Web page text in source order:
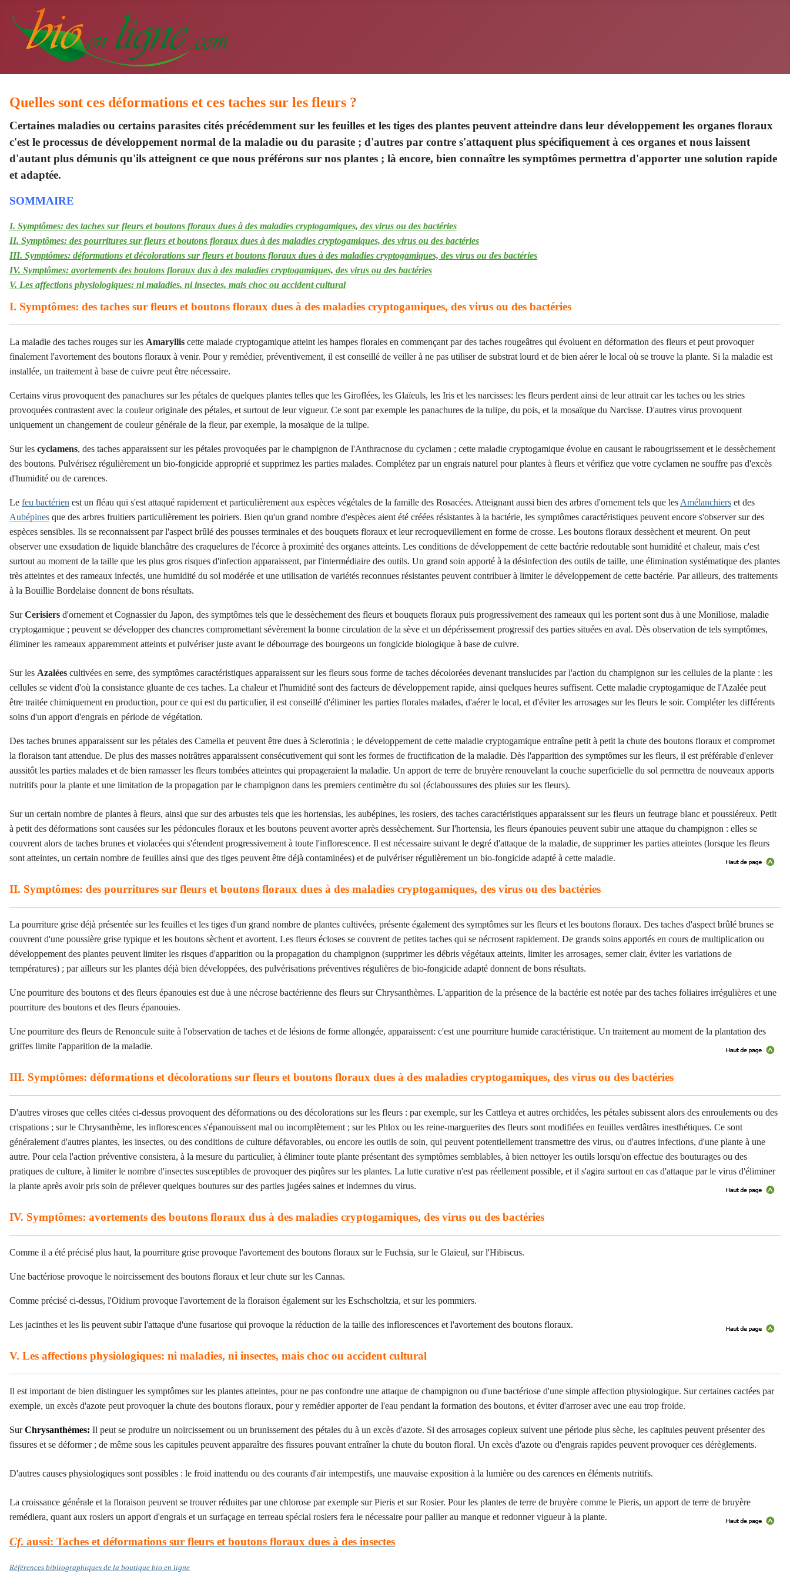
Quelles sont ces déformations et ces taches sur les fleurs ?
Certaines maladies ou certains parasites cités précédemment sur les feuilles et les tiges des plantes peuvent atteindre dans leur développement les organes floraux
c'est le processus de développement normal de la maladie ou du parasite ; d'autres par contre s'attaquent plus spécifiquement à ces organes et nous laissent
d'autant plus démunis qu'ils atteignent ce que nous préférons sur nos plantes ; là encore, bien connaître les symptômes permettra d'apporter une solution rapide
et adaptée.
SOMMAIRE
I. Symptômes: des taches sur fleurs et boutons floraux dues à des maladies cryptogamiques, des virus ou des bactéries
II. Symptômes: des pourritures sur fleurs et boutons floraux dues à des maladies cryptogamiques, des virus ou des bactéries
III. Symptômes: déformations et décolorations sur fleurs et boutons floraux dues à des maladies cryptogamiques, des virus ou des bactéries
IV. Symptômes: avortements des boutons floraux dus à des maladies cryptogamiques, des virus ou des bactéries
V. Les affections physiologiques: ni maladies, ni insectes, mais choc ou accident cultural
I. Symptômes: des taches sur fleurs et boutons floraux dues à des maladies cryptogamiques, des virus ou des bactéries
La maladie des taches rouges sur les Amaryllis cette malade cryptogamique atteint les hampes florales en commençant par des taches rougeâtres qui évoluent en déformation des fleurs et peut provoquer
finalement l'avortement des boutons floraux à venir. Pour y remédier, préventivement, il est conseillé de veiller à ne pas utiliser de substrat lourd et de bien aérer le local où se trouve la plante. Si la maladie est
installée, un traitement à base de cuivre peut être nécessaire.
Certains virus provoquent des panachures sur les pétales de quelques plantes telles que les Giroflées, les Glaïeuls, les Iris et les narcisses: les fleurs perdent ainsi de leur attrait car les taches ou les stries
provoquées contrastent avec la couleur originale des pétales, et surtout de leur vigueur. Ce sont par exemple les panachures de la tulipe, du pois, et la mosaïque du Narcisse. D'autres virus provoquent
uniquement un changement de couleur générale de la fleur, par exemple, la mosaïque de la tulipe.
Sur les cyclamens, des taches apparaissent sur les pétales provoquées par le champignon de l'Anthracnose du cyclamen ; cette maladie cryptogamique évolue en causant le rabougrissement et le dessèchement
des boutons. Pulvérisez régulièrement un bio-fongicide approprié et supprimez les parties malades. Complétez par un engrais naturel pour plantes à fleurs et vérifiez que votre cyclamen ne souffre pas d'excès
d'humidité ou de carences.
Le feu bactérien est un fléau qui s'est attaqué rapidement et particulièrement aux espèces végétales de la famille des Rosacées. Atteignant aussi bien des arbres d'ornement tels que les Amélanchiers et des
Aubépines que des arbres fruitiers particulièrement les poiriers. Bien qu'un grand nombre d'espèces aient été créées résistantes à la bactérie, les symptômes caractéristiques peuvent encore s'observer sur des
espèces sensibles. Ils se reconnaissent par l'aspect brûlé des pousses terminales et des bouquets floraux et leur recroquevillement en forme de crosse. Les boutons floraux dessèchent et meurent. On peut
observer une exsudation de liquide blanchâtre des craquelures de l'écorce à proximité des organes atteints. Les conditions de développement de cette bactérie redoutable sont humidité et chaleur, mais c'est
surtout au moment de la taille que les plus gros risques d'infection apparaissent, par l'intermédiaire des outils. Un grand soin apporté à la désinfection des outils de taille, une élimination systématique des plantes
très atteintes et des rameaux infectés, une humidité du sol modérée et une utilisation de variétés reconnues résistantes peuvent contribuer à limiter le développement de cette bactérie. Par ailleurs, des traitements
à la Bouillie Bordelaise donnent de bons résultats.
SurCerisiers d'ornement et Cognassier du Japon, des symptômes tels que le dessèchement des fleurs et bouquets floraux puis progressivement des rameaux qui les portent sont dus à une Moniliose, maladie
cryptogamique ; peuvent se développer des chancres compromettant sévèrement la bonne circulation de la sève et un dépérissement progressif des parties situées en aval. Dès observation de tels symptômes,
éliminer les rameaux apparemment atteints et pulvériser juste avant le débourrage des bourgeons un fongicide biologique à base de cuivre.
Sur les Azalées cultivées en serre, des symptômes caractéristiques apparaissent sur les fleurs sous forme de taches décolorées devenant translucides par l'action du champignon sur les cellules de la plante : les
cellules se vident d'où la consistance gluante de ces taches. La chaleur et l'humidité sont des facteurs de développement rapide, ainsi quelques heures suffisent. Cette maladie cryptogamique de l'Azalée peut
être traitée chimiquement en production, pour ce qui est du particulier, il est conseillé d'éliminer les parties florales malades, d'aérer le local, et d'éviter les arrosages sur les fleurs le soir. Compléter les différents
soins d'un apport d'engrais en période de végétation.
Des taches brunes apparaissent sur les pétales des Camelia et peuvent être dues à Sclerotinia ; le développement de cette maladie cryptogamique entraîne petit à petit la chute des boutons floraux et compromet
la floraison tant attendue. De plus des masses noirâtres apparaissent consécutivement qui sont les formes de fructification de la maladie. Dès l'apparition des symptômes sur les fleurs, il est préférable d'enlever
aussitôt les parties malades et de bien ramasser les fleurs tombées atteintes qui propageraient la maladie. Un apport de terre de bruyère renouvelant la couche superficielle du sol permettra de nouveaux apports
nutritifs pour la plante et une limitation de la propagation par le champignon dans les premiers centimètre du sol (éclaboussures des pluies sur les fleurs).
Sur un certain nombre de plantes à fleurs, ainsi que sur des arbustes tels que les hortensias, les aubépines, les rosiers, des taches caractéristiques apparaissent sur les fleurs un feutrage blanc et poussiéreux. Petit
à petit des déformations sont causées sur les pédoncules floraux et les boutons peuvent avorter après dessèchement. Sur l'hortensia, les fleurs épanouies peuvent subir une attaque du champignon : elles se
couvrent alors de taches brunes et violacées qui s'étendent progressivement à toute l'inflorescence. Il est nécessaire suivant le degré d'attaque de la maladie, de supprimer les parties atteintes (lorsque les fleurs
sont atteintes, un certain nombre de feuilles ainsi que des tiges peuvent être déjà contaminées) et de pulvériser régulièrement un bio-fongicide adapté à cette maladie.
II. Symptômes: des pourritures sur fleurs et boutons floraux dues à des maladies cryptogamiques, des virus ou des bactéries
La pourriture grise déjà présentée sur les feuilles et les tiges d'un grand nombre de plantes cultivées, présente également des symptômes sur les fleurs et les boutons floraux. Des taches d'aspect brûlé brunes se
couvrent d'une poussière grise typique et les boutons sèchent et avortent. Les fleurs écloses se couvrent de petites taches qui se nécrosent rapidement. De grands soins apportés en cours de multiplication ou
développement des plantes peuvent limiter les risques d'apparition ou la propagation du champignon (supprimer les débris végétaux atteints, limiter les arrosages, semer clair, éviter les variations de
températures) ; par ailleurs sur les plantes déjà bien développées, des pulvérisations préventives régulières de bio-fongicide adapté donnent de bons résultats.
Une pourriture des boutons et des fleurs épanouies est due à une nécrose bactérienne des fleurs sur Chrysanthèmes. L'apparition de la présence de la bactérie est notée par des taches foliaires irrégulières et une
pourriture des boutons et des fleurs épanouies.
Une pourriture des fleurs de Renoncule suite à l'observation de taches et de lésions de forme allongée, apparaissent: c'est une pourriture humide caractéristique. Un traitement au moment de la plantation des
griffes limite l'apparition de la maladie.
III. Symptômes: déformations et décolorations sur fleurs et boutons floraux dues à des maladies cryptogamiques, des virus ou des bactéries
D'autres viroses que celles citées ci-dessus provoquent des déformations ou des décolorations sur les fleurs : par exemple, sur les Cattleya et autres orchidées, les pétales subissent alors des enroulements ou des
crispations ; sur le Chrysanthème, les inflorescences s'épanouissent mal ou incomplètement ; sur les Phlox ou les reine-marguerites des fleurs sont modifiées en feuilles verdâtres inesthétiques. Ce sont
généralement d'autres plantes, les insectes, ou des conditions de culture défavorables, ou encore les outils de soin, qui peuvent potentiellement transmettre des virus, ou d'autres infections, d'une plante à une
autre. Pour cela l'action préventive consistera, à la mesure du particulier, à éliminer toute plante présentant des symptômes semblables, à bien nettoyer les outils lorsqu'on effectue des bouturages ou des
pratiques de culture, à limiter le nombre d'insectes susceptibles de provoquer des piqûres sur les plantes. La lutte curative n'est pas réellement possible, et il s'agira surtout en cas d'attaque par le virus d'éliminer
la plante après avoir pris soin de prélever quelques boutures sur des parties jugées saines et indemnes du virus.
IV. Symptômes: avortements des boutons floraux dus à des maladies cryptogamiques, des virus ou des bactéries
Comme il a été précisé plus haut, la pourriture grise provoque l'avortement des boutons floraux sur le Fuchsia, sur le Glaïeul, sur l'Hibiscus.
Une bactériose provoque le noircissement des boutons floraux et leur chute sur les Cannas.
Comme précisé ci-dessus, l'Oïdium provoque l'avortement de la floraison également sur les Eschscholtzia, et sur les pommiers.
Les jacinthes et les lis peuvent subir l'attaque d'une fusariose qui provoque la réduction de la taille des inflorescences et l'avortement des boutons floraux.
V. Les affections physiologiques: ni maladies, ni insectes, mais choc ou accident cultural
Il est important de bien distinguer les symptômes sur les plantes atteintes, pour ne pas confondre une attaque de champignon ou d'une bactériose d'une simple affection physiologique. Sur certaines cactées par
exemple, un excès d'azote peut provoquer la chute des boutons floraux, pour y remédier apporter de l'eau pendant la formation des boutons, et éviter d'arroser avec une eau trop froide.
SurChrysanthèmes: Il peut se produire un noircissement ou un brunissement des pétales du à un excès d'azote. Si des arrosages copieux suivent une période plus sèche, les capitules peuvent présenter des
fissures et se déformer ; de même sous les capitules peuvent apparaître des fissures pouvant entraîner la chute du bouton floral. Un excès d'azote ou d'engrais rapides peuvent provoquer ces dérèglements.
D'autres causes physiologiques sont possibles : le froid inattendu ou des courants d'air intempestifs, une mauvaise exposition à la lumière ou des carences en éléments nutritifs.
La croissance générale et la floraison peuvent se trouver réduites par une chlorose par exemple sur Pieris et sur Rosier. Pour les plantes de terre de bruyère comme le Pieris, un apport de terre de bruyère
remédiera, quant aux rosiers un apport d'engrais et un surfaçage en terreau spécial rosiers fera le nécessaire pour pallier au manque et redonner vigueur à la plante.
Cf. aussi: Taches et déformations sur fleurs et boutons floraux dues à des insectes
Références bibliographiques de la boutique bio en ligne